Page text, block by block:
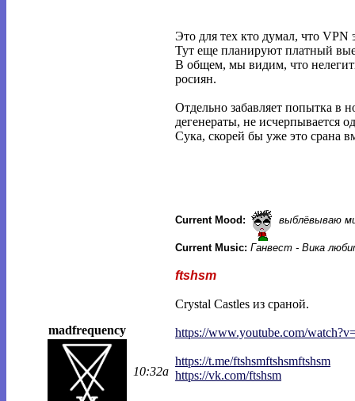
Это для тех кто думал, что
Тут еще планируют платный
В общем, мы видим, что
росиян.
Отдельно забавляет попытка
дегенераты, не исчерпывается
Сука, скорей бы уже это срана
Current Mood: выблёвываю
Current Music: Ганвест - Вика
madfrequency
10:32a
ftshsm
Crystal Castles из сраной.
https://www.youtube.com/
https://t.me/ftshsmftshsmftshsm
https://vk.com/ftshsm